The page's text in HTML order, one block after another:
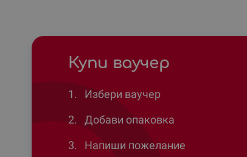
Купи ваучер
1.
Избери ваучер
2.
Добави опаковка
3.
Напиши пожелание